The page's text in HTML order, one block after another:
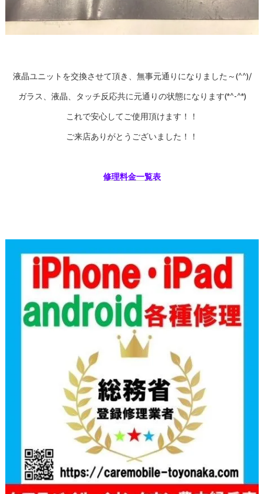
液晶ユニットを交換させて頂き、無事元通りになりました～(^^)/
ガラス、液晶、タッチ反応共に元通りの状態になります(*^-^*)
これで安心してご使用頂けます！！
ご来店ありがとうございました！！
修理料金一覧表